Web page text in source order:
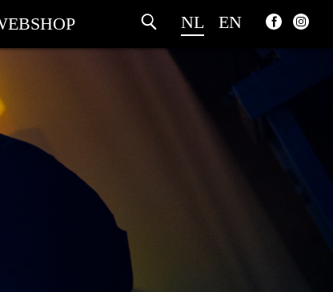
NL EN